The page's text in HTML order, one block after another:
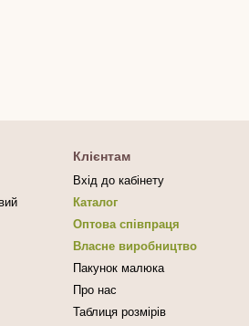
Клієнтам
Вхід до кабінету
Каталог
Оптова співпраця
Власне виробництво
Пакунок малюка
Про нас
Таблиця розмірів